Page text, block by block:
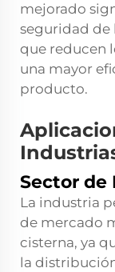
mejorado
seguridad de
que reducen
una mayor
producto.
Sector de
La industria
de mercado
cisterna, ya
la